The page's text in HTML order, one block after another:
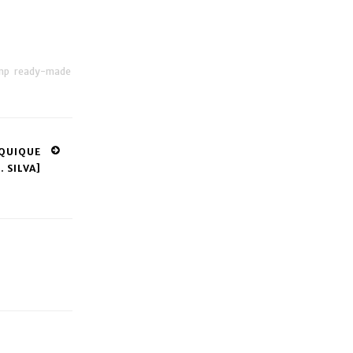
ready-made
SILVA]